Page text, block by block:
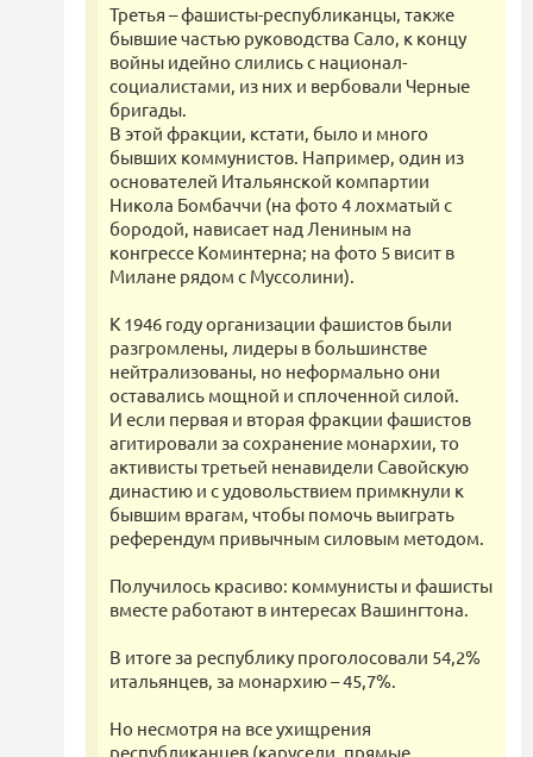
Третья – фашисты-республиканцы, также
бывшие частью руководства Сало, к концу
войны идейно слились с национал-
социалистами, из них и вербовали Черные
бригады.
В этой фракции, кстати, было и много
бывших коммунистов. Например, один из
основателей Итальянской компартии
Никола Бомбаччи (на фото 4 лохматый с
бородой, нависает над Лениным на
конгрессе Коминтерна; на фото 5 висит в
Милане рядом с Муссолини).
К 1946 году организации фашистов были
разгромлены, лидеры в большинстве
нейтрализованы, но неформально они
оставались мощной и сплоченной силой.
И если первая и вторая фракции фашистов
агитировали за сохранение монархии, то
активисты третьей ненавидели Савойскую
династию и с удовольствием примкнули к
бывшим врагам, чтобы помочь выиграть
референдум привычным силовым методом.
Получилось красиво: коммунисты и фашисты
вместе работают в интересах Вашингтона.
В итоге за республику проголосовали 54,2%
итальянцев, за монархию – 45,7%.
Но несмотря на все ухищрения
республиканцев (карусели, прямые